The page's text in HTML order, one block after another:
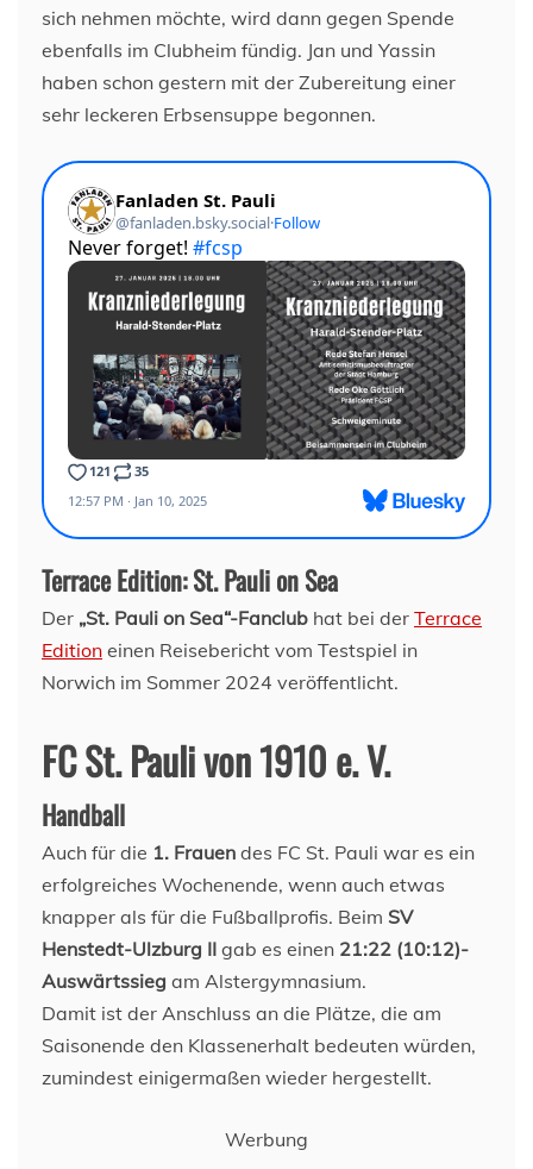
sich nehmen möchte, wird dann gegen Spende
ebenfalls im Clubheim fündig. Jan und Yassin
haben schon gestern mit der Zubereitung einer
sehr leckeren Erbsensuppe begonnen.
Terrace Edition: St. Pauli on Sea
Der „St. Pauli on Sea“-Fanclub hat bei der Terrace
Edition einen Reisebericht vom Testspiel in
Norwich im Sommer 2024 veröffentlicht.
FC St. Pauli von 1910 e. V.
Handball
Auch für die 1. Frauen des FC St. Pauli war es ein
erfolgreiches Wochenende, wenn auch etwas
knapper als für die Fußballprofis. Beim SV
Henstedt-Ulzburg II gab es einen 21:22 (10:12)-
Auswärtssieg am Alstergymnasium.
Damit ist der Anschluss an die Plätze, die am
Saisonende den Klassenerhalt bedeuten würden,
zumindest einigermaßen wieder hergestellt.
Werbung